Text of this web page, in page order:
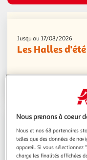
Jusqu'au 17/08/2026
Les Halles d'été
Jusqu'au 31/08/2026
La rentrée à
K.O.
Nous prenons à coeur
Nous et nos 68 partenaires
telles que des données de
appareil. Si vous sélectionnez
charge les finalités affichées